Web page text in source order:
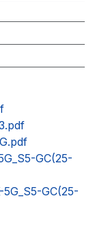
GC(25-
GC(25-